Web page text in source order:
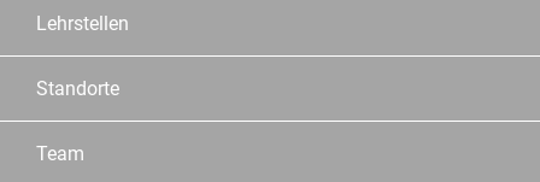
Lehrstellen
Standorte
Team